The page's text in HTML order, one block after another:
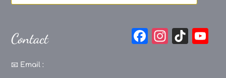
Contact
📧 Email :
F
In Ti